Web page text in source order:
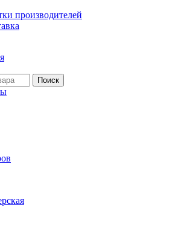
производителей
Поиск